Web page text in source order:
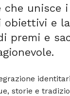
che unisce
obiettivi e la
premi e
storie e